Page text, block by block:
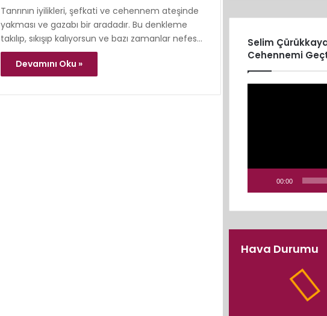
Tanrının iyilikleri, şefkati ve cehennem ateşinde
yakması ve gazabı bir aradadır. Bu denkleme
takılıp, sıkışıp kalıyorsun ve bazı zamanlar nefes…
Devamını Oku »
Selim
Cehennemi
00:00
Hava Durumu